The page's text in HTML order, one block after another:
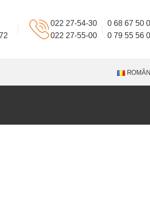
022 27-54-30
022 27-55-00
0 68 67 50
0 79 55 56